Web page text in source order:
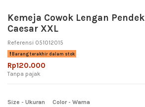
Kemeja Cowok Lengan Pendek
Caesar XXL
Referensi 051012015
Barang terakhir dalam stok
Rp120.000
Tanpa pajak
Size - Ukuran
Color - Warna